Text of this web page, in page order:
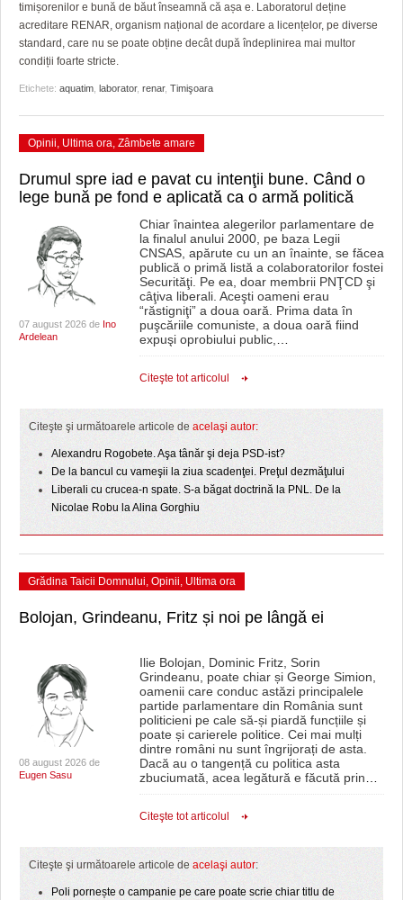
GRĂDINA TAICII DOMNULUI
ZIARISTU’ DE TERASĂ
FINANŢĂRI DE LA A LA Z
PE SURSE
CRONICĂ DE FILM
UNDE MERGEM
CLIPURI VIDEO
JOCURI ONLINE
ACCIDENTE
ANUNŢURI
CULTURA
INVATAMANT
JUSTITIE
FILME DOCUMENTARE
CLIPURI VIDEO
JOCURI ONLINE
FARMACII DIN TIMIŞOARA
HARTA TIMIŞOAREI
LICEE, ŞCOLI ŞI GRĂDINIŢE DIN TIMIŞ
PRIMĂRIILE DIN TIMIŞ
SFATURI JURIDICE
timișorenilor e bună de băut înseamnă că așa e. Laboratorul deține
acreditare RENAR, organism național de acordare a licențelor, pe diverse
standard, care nu se poate obține decât după îndeplinirea mai multor
condiții foarte stricte.
Etichete: aquatim laborator, renar, Timişoara
Opinii, Ultima ora, Zâmbete amare
Drumul spre iad e pavat cu intenţii bune. Când o
lege bună pe fond e aplicată ca o armă politică
07 august 2026 de Ino
Ardelean
Chiar înaintea alegerilor parlamentare de
la finalul anului 2000, pe baza Legii
CNSAS, apărute cu un an înainte, se făcea
publică o primă listă a colaboratorilor fostei
Securităţi. Pe ea, doar membrii PNŢCD şi
câţiva liberali. Aceşti oameni erau
“răstigniţi” a doua oară. Prima data în
puşcăriile comuniste, a doua oară fiind
expuşi oprobiului public,…
Citeşte tot articolul
Citeşte şi următoarele articole de acelaşi autor:
Alexandru Rogobete. Aşa tânăr şi deja PSD-ist?
De la bancul cu vameşii la ziua scadenţei. Preţul dezmăţului
Liberali cu crucea-n spate. S-a băgat doctrină la PNL. De la
Nicolae Robu la Alina Gorghiu
Grădina Taicii Domnului, Opinii, Ultima ora
Bolojan, Grindeanu, Fritz și noi pe lângă ei
08 august 2026 de
Eugen Sasu
Ilie Bolojan, Dominic Fritz, Sorin
Grindeanu, poate chiar și George Simion,
oamenii care conduc astăzi principalele
partide parlamentare din România sunt
politicieni pe cale să-și piardă funcțiile și
poate și carierele politice. Cei mai mulți
dintre români nu sunt îngrijorați de asta.
Dacă au o tangență cu politica asta
zbuciumată, acea legătură e făcută prin…
Citeşte tot articolul
Citeşte şi următoarele articole de acelaşi autor:
Poli pornește o campanie pe care poate scrie chiar titlu de